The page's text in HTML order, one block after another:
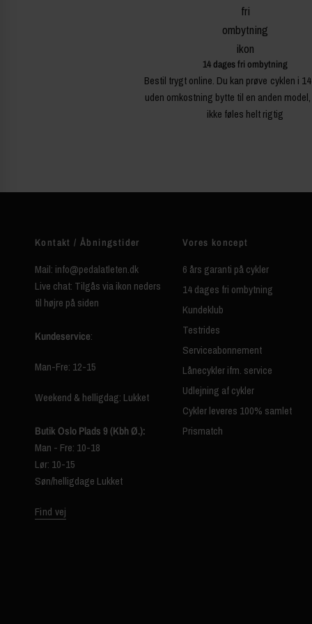
14 dages fri ombytning
Bestil trygt online. Du kan prøve cyklen i
uden omkostning bytte til en anden
ikke føles helt rigtig
Kontakt / Åbningstider
Mail: info@pedalatleten.dk
Live chat: Tilgås via ikon neders
til højre på siden
Kundeservice:
Man-Fre: 12-15
Weekend & helligdag: Lukket
Butik Oslo Plads 9 (Kbh Ø.):
Man - Fre: 10-18
Lør: 10-15
Søn/helligdage Lukket
Find vej
Vores koncept
6 års garanti på cykler
14 dages fri ombytning
Kundeklub
Testrides
Serviceabonnement
Lånecykler ifm. service
Udlejning af cykler
Cykler leveres 100% samlet
Prismatch